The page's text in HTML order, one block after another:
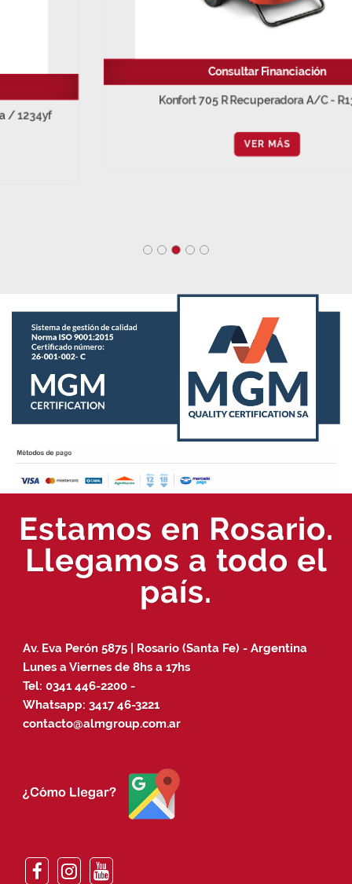
Consultar Financiación
Konfort 705 R Recuperadora A/C - R134a
Estamos en Rosario.
Llegamos a todo el
país.
Av. Eva Perón 5875 | Rosario (Santa Fe) - Argentina
Lunes a Viernes de 8hs a 17hs
Tel: 0341 446-2200 -
Whatsapp: 3417 46-3221
contacto@almgroup.com.ar